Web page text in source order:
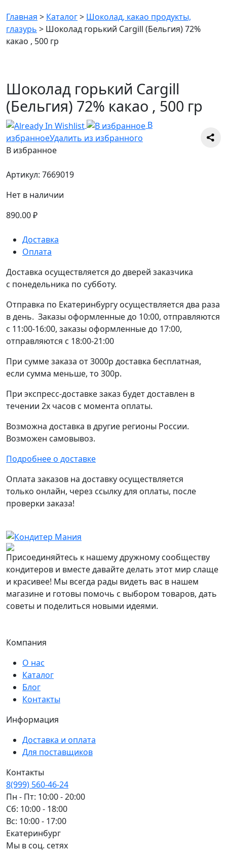
Главная > Каталог> Шоколад, какао продукты,
глазурь > Шоколад горький Cargill (Бельгия) 72%
какао , 500 гр
Шоколад горький Cargill
(Бельгия) 72% какао , 500 гр
В
избранноеУдалить из избранного
В избранное
Артикул: 7669019
Нет в наличии
890.00₽
Доставка
Оплата
Доставка осуществляется до дверей заказчика
с понедельника по субботу.
Отправка по Екатеринбургу осуществляется два раза
в день. Заказы оформленные до 10:00, отправляются
с 11:00-16:00, заказы оформленные до 17:00,
отправляются с 18:00-21:00
При сумме заказа от 3000р доставка бесплатная,
если сумма меньше, то 300р.
При экспресс-доставке заказ будет доставлен в
течении 2х часов с момента оплаты.
Возможна доставка в другие регионы России.
Возможен самовывоз.
Подробнее о доставке
Оплата заказов на доставку осуществляется
только онлайн, через ссылку для оплаты, после
проверки заказа!
Присоединяйтесь к нашему дружному сообществу
кондитеров и вместе давайте делать этот мир слаще
и красивее! Мы всегда рады видеть вас в нашем
магазине и готовы помочь с выбором товаров, дать
советы и поделиться новыми идеями.
Компания
О нас
Каталог
Блог
Контакты
Информация
Доставка и оплата
Для поставщиков
Контакты
8(999) 560-46-24
Пн - Пт: 10:00 - 20:00
Сб: 10:00 - 18:00
Вс: 10:00 - 17:00
Екатеринбург
Мы в соц. сетях